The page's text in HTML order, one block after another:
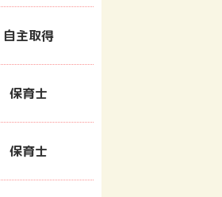
自主取得
保育士
保育士